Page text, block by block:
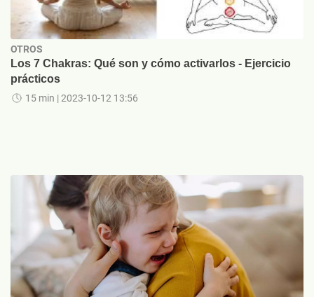
OTROS
Los 7 Chakras: Qué son y cómo activarlos - Ejercicio
prácticos
15 min | 2023-10-12 13:56